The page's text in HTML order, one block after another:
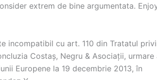
extrem de bine argumentata.
incompatibil cu art. 110 din Tratatul
Costaș, Negru & Asociații, urmare
Europene la 19 decembrie 2013, în